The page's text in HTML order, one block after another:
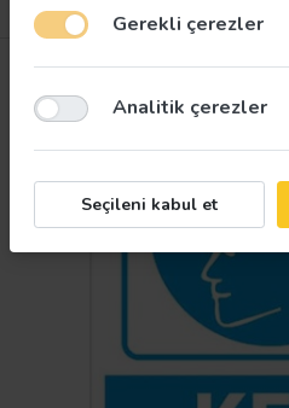
Gerekli çerezler
Analitik çerezler
Seçileni kabul et